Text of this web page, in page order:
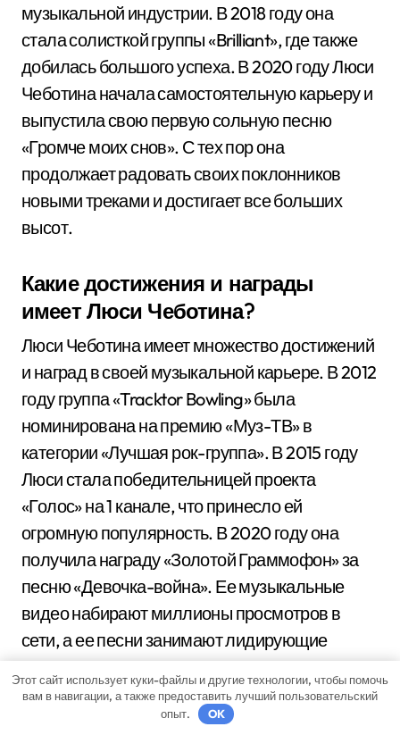
музыкальной индустрии. В 2018 году она
стала солисткой группы «Brilliant», где также
добилась большого успеха. В 2020 году Люси
Чеботина начала самостоятельную карьеру и
выпустила свою первую сольную песню
«Громче моих снов». С тех пор она
продолжает радовать своих поклонников
новыми треками и достигает все больших
высот.
Какие достижения и награды
имеет Люси Чеботина?
Люси Чеботина имеет множество достижений
и наград в своей музыкальной карьере. В 2012
году группа «Tracktor Bowling» была
номинирована на премию «Муз-ТВ» в
категории «Лучшая рок-группа». В 2015 году
Люси стала победительницей проекта
«Голос» на 1 канале, что принесло ей
огромную популярность. В 2020 году она
получила награду «Золотой Граммофон» за
песню «Девочка-война». Ее музыкальные
видео набирают миллионы просмотров в
сети, а ее песни занимают лидирующие
позиции в музыкальных чартах. Люси
Чеботина безусловно является одной из
самых успешных и талантливых певиц в
Этот сайт использует куки-файлы и другие технологии, чтобы помочь
вам в навигации, а также предоставить лучший пользовательский
опыт.
OK